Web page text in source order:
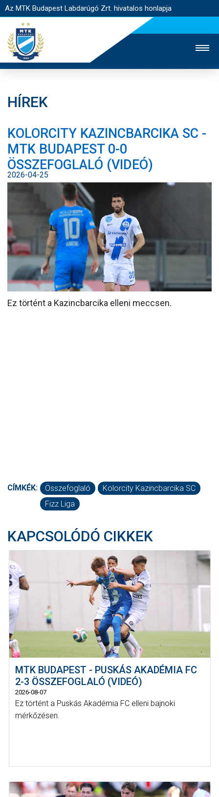
Az MTK Budapest Labdarúgó Zrt. hivatalos honlapja
JEGYÉRTÉKESÍTÉS
WEBSHOP
STADION
EGYESÜLET
KAPCSOLAT
NYITÓLAP
HÍREK
CSAPATOK
MÉRKŐZÉSEK
KLUB
GALÉRIA
SZURKOLÓI ÉLMÉNYEK
HÍREK
KOLORCITY KAZINCBARCIKA SC -
MTK BUDAPEST 0-0
ÖSSZEFOGLALÓ (VIDEÓ)
2026-04-25
Ez történt a Kazincbarcika elleni meccsen.
CÍMKÉK: Összefoglaló
Kolorcity Kazincbarcika SC
Fizz Liga
KAPCSOLÓDÓ CIKKEK
MTK BUDAPEST - PUSKÁS AKADÉMIA FC
2-3 ÖSSZEFOGLALÓ (VIDEÓ)
2026-08-07
Ez történt a Puskás Akadémia FC elleni bajnoki
mérkőzésen.